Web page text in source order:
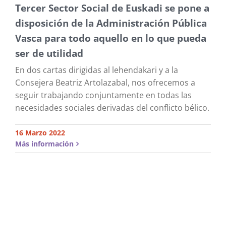
Tercer Sector Social de Euskadi se pone a
disposición de la Administración Pública
Vasca para todo aquello en lo que pueda
ser de utilidad
En dos cartas dirigidas al lehendakari y a la
Consejera Beatriz Artolazabal, nos ofrecemos a
seguir trabajando conjuntamente en todas las
necesidades sociales derivadas del conflicto bélico.
16 Marzo 2022
Más información